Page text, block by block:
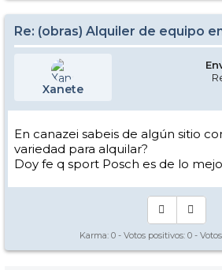
Re: (obras) Alquiler de equipo
Xanete
En canazei sabeis de algún sitio
variedad para alquilar?
Doy fe q sport Posch es de lo
Karma: 0 - Votos positivos: 0 -